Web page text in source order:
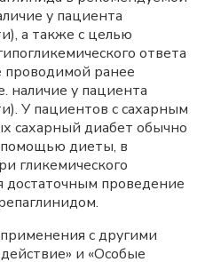
у пациента
а также с целью
ответа
проводимой ранее
наличие у пациента
У пациентов с сахарным
сахарный диабет обычно
помощью диеты, в
гликемического
достаточным проведение
с другими
и «Особые